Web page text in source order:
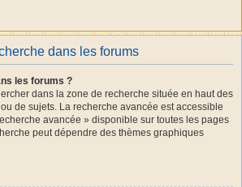
dans les forums
les forums ?
dans la zone de recherche située en haut des
de sujets. La recherche avancée est accessible
avancée » disponible sur toutes les pages
peut dépendre des thèmes graphiques